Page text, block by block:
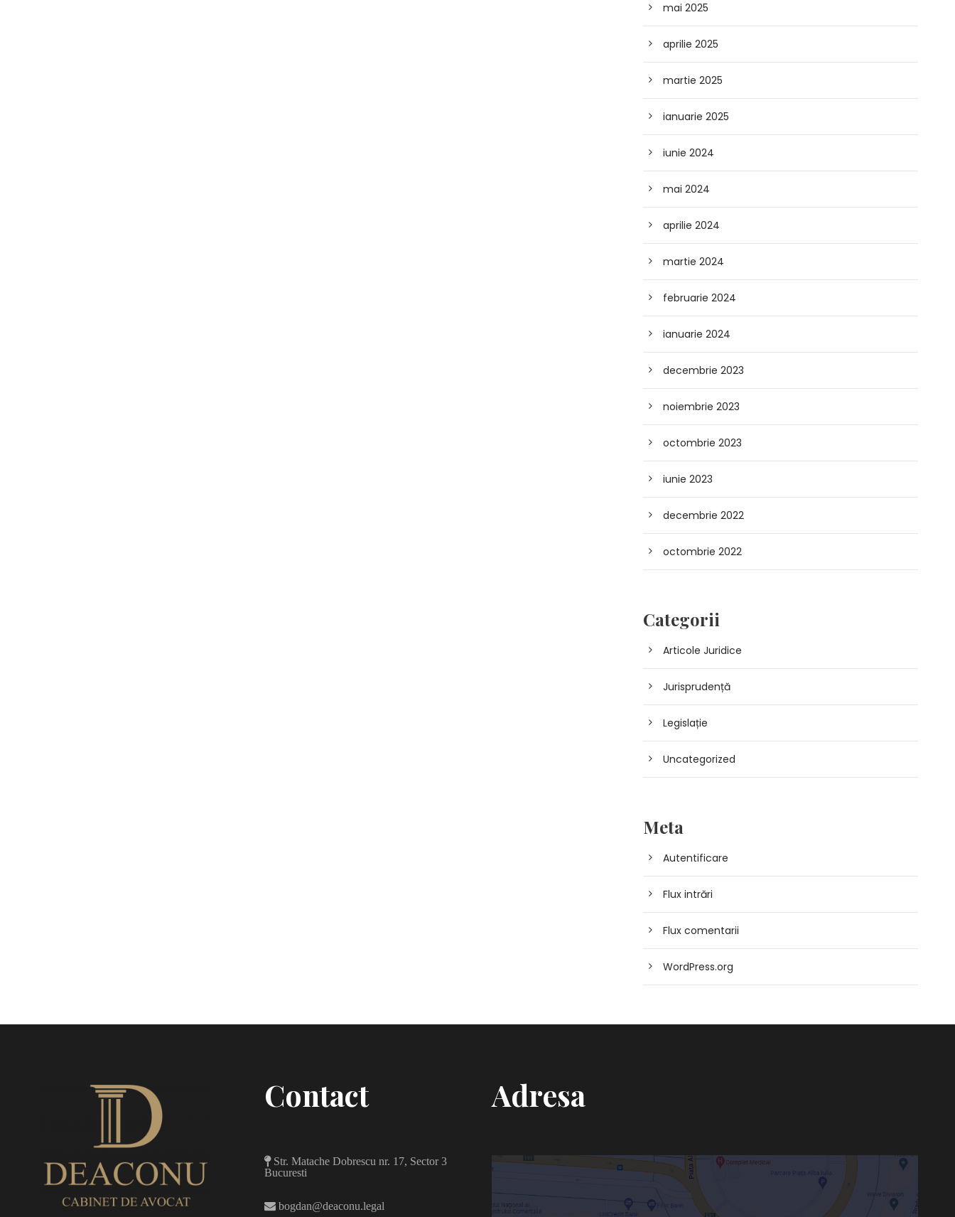
mai 2025
aprilie 2025
martie 2025
ianuarie 2025
iunie 2024
mai 2024
aprilie 2024
martie 2024
februarie 2024
ianuarie 2024
decembrie 2023
noiembrie 2023
octombrie 2023
iunie 2023
decembrie 2022
octombrie 2022
Categorii
Articole Juridice
Jurisprudență
Legislație
Uncategorized
Meta
Autentificare
Flux intrări
Flux comentarii
WordPress.org
Contact
Str. Matache Dobrescu nr. 17, Sector 3
Bucuresti
bogdan@deaconu.legal
Adresa